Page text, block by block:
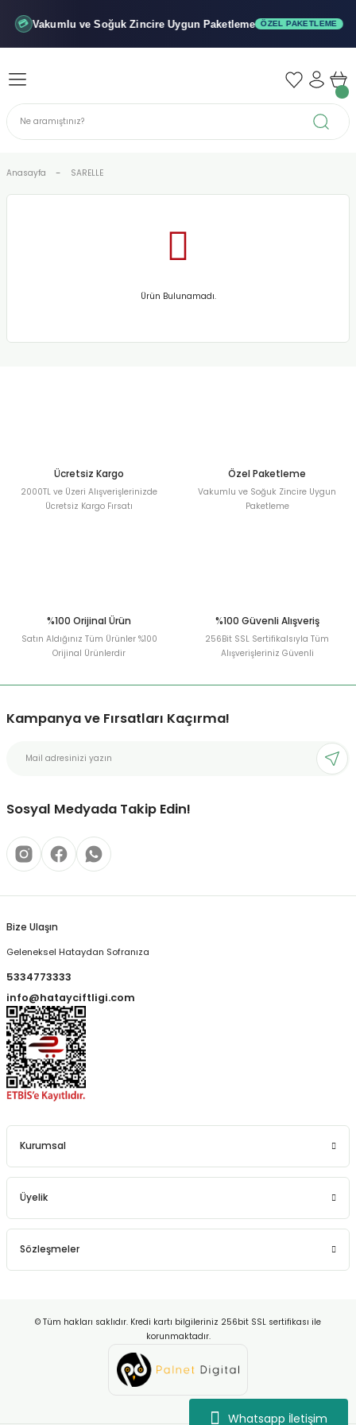
Whatsapp İletişim
💳 Vakumlu ve SoğukZincire Uygun Paketleme ÖZEL PAKETLEME
Geri Dön
Geri Dön
Geri Dön
Anasayfa SARELLE
Ürün Bulunamadı.
Ücretsiz Kargo
2000TL ve Üzeri Alışverişlerinizde
Ücretsiz Kargo Fırsatı
Özel Paketleme
Vakumlu ve Soğuk Zincire Uygun
Paketleme
%100 Orijinal Ürün
Satın Aldığınız Tüm Ürünler %100
Orijinal Ürünlerdir
%100 Güvenli Alışveriş
256Bit SSL Sertifikalsıyla Tüm
Alışverişleriniz Güvenli
Kampanya ve Fırsatları Kaçırma!
Sosyal Medyada Takip Edin!
Bize Ulaşın
Geleneksel Hataydan Sofranıza
5334773333
info@hatayciftligi.com
Kurumsal
Üyelik
Sözleşmeler
© Tüm hakları saklıdır. Kredi kartı bilgileriniz 256bit SSL sertifikası ile
korunmaktadır.